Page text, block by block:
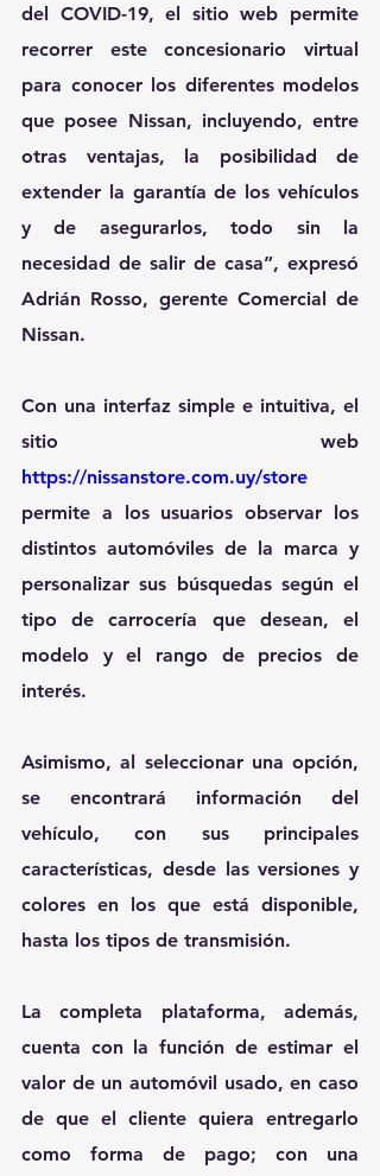
del COVID-19, el sitio web permite
recorrer este concesionario virtual
para conocer los diferentes modelos
que posee Nissan, incluyendo, entre
otras ventajas, la posibilidad de
extender la garantía de los vehículos
y de asegurarlos, todo sin la
necesidad de salir de casa”, expresó
Adrián Rosso, gerente Comercial de
Nissan.
Con una interfaz simple e intuitiva, el
https://nissanstore.com.uy/store
permite a los usuarios observar los
distintos automóviles de la marca y
personalizar sus búsquedas según el
tipo de carrocería que desean, el
modelo y el rango de precios de
interés.
Asimismo, al seleccionar una opción,
se encontrará información del
vehículo, con sus principales
características, desde las versiones y
colores en los que está disponible,
hasta los tipos de transmisión.
La completa plataforma, además,
cuenta con la función de estimar el
valor de un automóvil usado, en caso
de que el cliente quiera entregarlo
como forma de pago; con una